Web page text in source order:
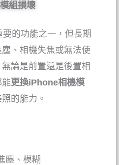
組損壞
的功能之一，但長期
、相機失焦或無法使
論是前置還是後置相
能更換iPhone相機模
的能力。
塵、模糊